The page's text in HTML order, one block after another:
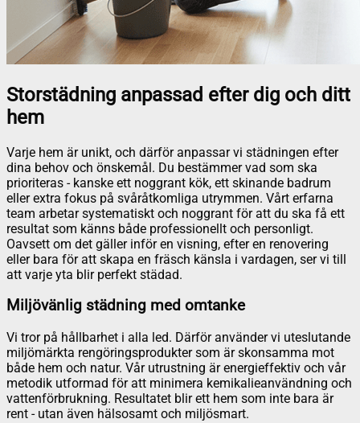
Storstädning anpassad efter dig och ditt
hem
Varje hem är unikt, och därför anpassar vi städningen efter
dina behov och önskemål. Du bestämmer vad som ska
prioriteras - kanske ett noggrant kök, ett skinande badrum
eller extra fokus på svåråtkomliga utrymmen. Vårt erfarna
team arbetar systematiskt och noggrant för att du ska få ett
resultat som känns både professionellt och personligt.
Oavsett om det gäller inför en visning, efter en renovering
eller bara för att skapa en fräsch känsla i vardagen, ser vi till
att varje yta blir perfekt städad.
Miljövänlig städning med omtanke
Vi tror på hållbarhet i alla led. Därför använder vi uteslutande
miljömärkta rengöringsprodukter som är skonsamma mot
både hem och natur. Vår utrustning är energieffektiv och vår
metodik utformad för att minimera kemikalieanvändning och
vattenförbrukning. Resultatet blir ett hem som inte bara är
rent - utan även hälsosamt och miljösmart.